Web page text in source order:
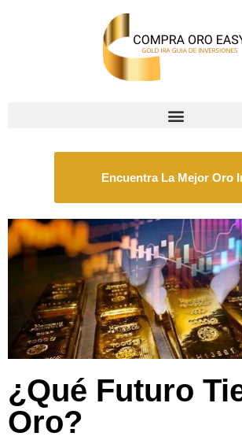
Encuentra La Mejor Oro
¿Qué Futuro
Oro?